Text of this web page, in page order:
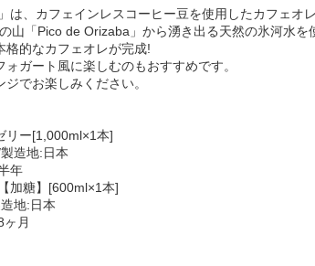
は、カフェインレスコーヒー豆を使用したカフェオレ
山「Pico de Orizaba」から湧き出る天然の氷河水を
格的なカフェオレが完成!
ガート風に楽しむのもおすすめです。
でお楽しみください。
リー[1,000ml×1本]
造地:日本
年
加糖】[600ml×1本]
地:日本
月